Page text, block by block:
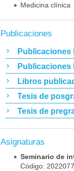
Medicina clínica
Publicaciones
Publicaciones
Publicaciones
Libros
Tesis de
Tesis de
Asignaturas
Seminario de
Código: